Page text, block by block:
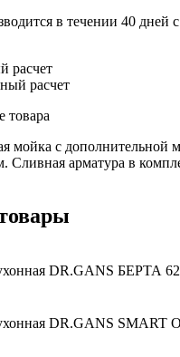
в течении 40 дней
расчет
расчет
товара
мойка с дополнительной
Сливная арматура в
DR.GANS БЕРТА
DR.GANS SMART